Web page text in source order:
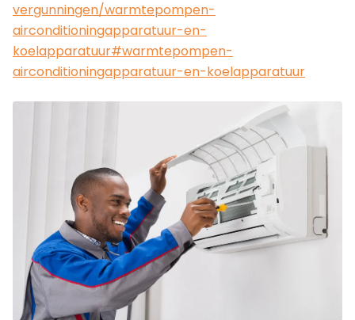
vergunningen/warmtepompen-
airconditioningapparatuur-en-
koelapparatuur#warmtepompen-
airconditioningapparatuur-en-koelapparatuur